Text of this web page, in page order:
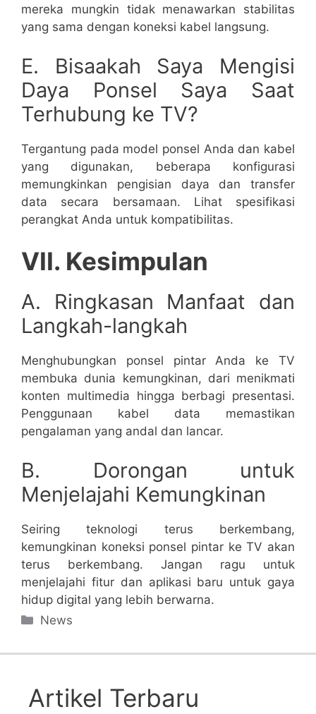
mereka mungkin tidak menawarkan stabilitas
yang sama dengan koneksi kabel langsung.
E. Bisaakah Saya Mengisi
Daya Ponsel Saya Saat
Terhubung ke TV?
Tergantung pada model ponsel Anda dan kabel
yang digunakan, beberapa konfigurasi
memungkinkan pengisian daya dan transfer
data secara bersamaan. Lihat spesifikasi
perangkat Anda untuk kompatibilitas.
VII. Kesimpulan
A. Ringkasan Manfaat dan
Langkah-langkah
Menghubungkan ponsel pintar Anda ke TV
membuka dunia kemungkinan, dari menikmati
konten multimedia hingga berbagi presentasi.
Penggunaan kabel data memastikan
pengalaman yang andal dan lancar.
B. Dorongan untuk
Menjelajahi Kemungkinan
Seiring teknologi terus berkembang,
kemungkinan koneksi ponsel pintar ke TV akan
terus berkembang. Jangan ragu untuk
menjelajahi fitur dan aplikasi baru untuk gaya
hidup digital yang lebih berwarna.
Categories
News
Artikel Terbaru